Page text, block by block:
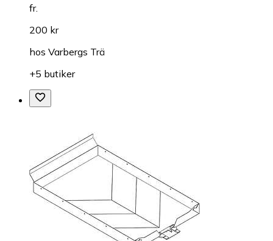
fr.
200 kr
hos Varbergs Trä
+5 butiker